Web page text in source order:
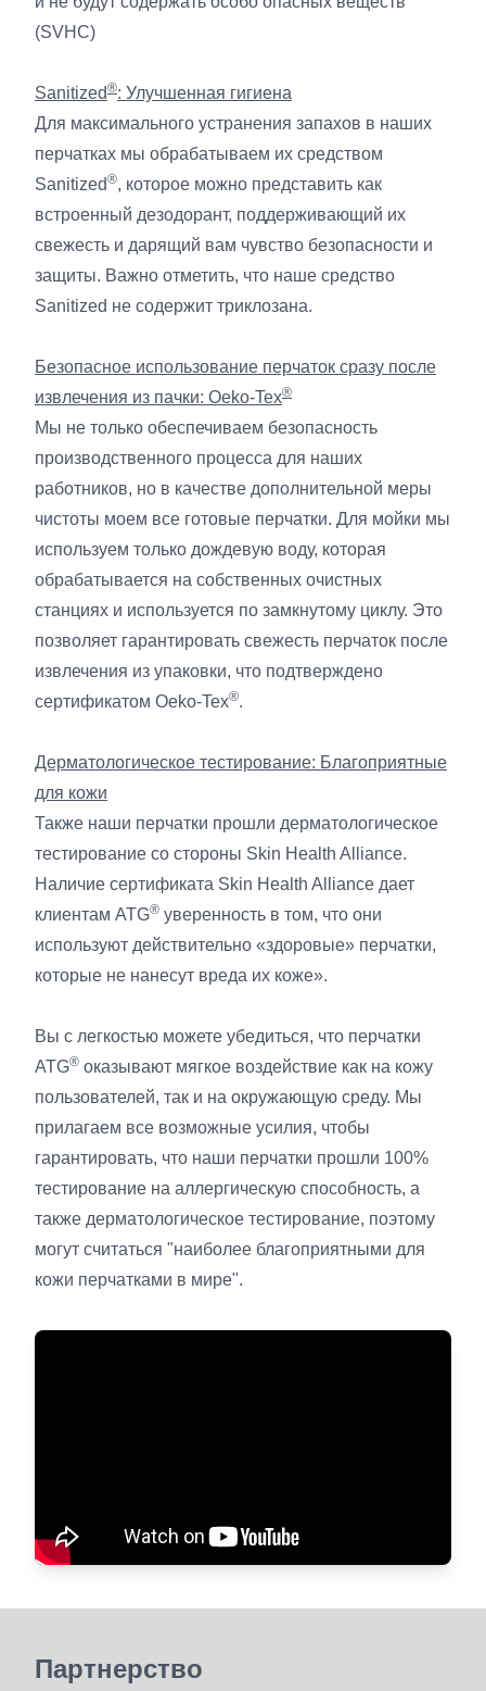
(SVHC)
Sanitized®: Улучшенная гигиена
Для максимального устранения запахов в наших
перчатках мы обрабатываем их средством
Sanitized®, которое можно представить как
встроенный дезодорант, поддерживающий их
свежесть и дарящий вам чувство безопасности и
защиты. Важно отметить, что наше средство
Sanitized не содержит триклозана.
Безопасное использование перчаток сразу после
извлечения из пачки: Oeko-Tex®
Мы не только обеспечиваем безопасность
производственного процесса для наших
работников, но в качестве дополнительной меры
чистоты моем все готовые перчатки. Для мойки мы
используем только дождевую воду, которая
обрабатывается на собственных очистных
станциях и используется по замкнутому циклу. Это
позволяет гарантировать свежесть перчаток после
извлечения из упаковки, что подтверждено
сертификатом Oeko-Tex®.
Дерматологическое тестирование: Благоприятные
для кожи
Также наши перчатки прошли дерматологическое
тестирование со стороны Skin Health Alliance.
Наличие сертификата Skin Health Alliance дает
клиентам ATG® уверенность в том, что они
используют действительно «здоровые» перчатки,
которые не нанесут вреда их коже».
Вы с легкостью можете убедиться, что перчатки
ATG® оказывают мягкое воздействие как на кожу
пользователей, так и на окружающую среду. Мы
прилагаем все возможные усилия, чтобы
гарантировать, что наши перчатки прошли 100%
тестирование на аллергическую способность, а
также дерматологическое тестирование, поэтому
могут считаться "наиболее благоприятными для
кожи перчатками в мире".
Партнерство